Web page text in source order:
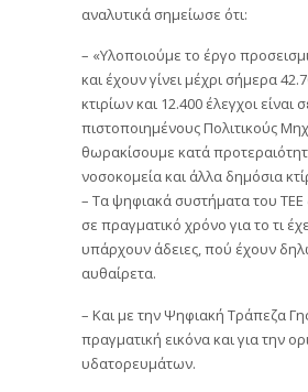
αναλυτικά σημείωσε ότι:
– «Υλοποιούμε το έργο
και έχουν γίνει μέχρι σήμερα
κτιρίων και 12.400 έλεγχοι είναι
πιστοποιημένους Πολιτικούς
θωρακίσουμε κατά
νοσοκομεία και άλλα δημόσια
– Τα ψηφιακά συστήματα του ΤΕΕ
σε πραγματικό χρόνο για το τι
υπάρχουν άδειες, πού έχουν
αυθαίρετα.
– Και με την Ψηφιακή Τράπεζα
πραγματική εικόνα και για την
υδατορευμάτων.